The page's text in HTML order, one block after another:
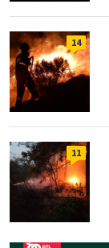
14
11